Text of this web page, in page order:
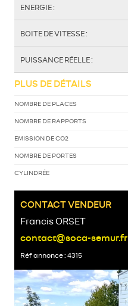
ENERGIE :
BOITE DE VITESSE :
PUISSANCE RÉELLE :
PLUS DE DÉTAILS
NOMBRE DE PLACES
NOMBRE DE RAPPORTS
EMISSION DE CO2
NOMBRE DE PORTES
CYLINDRÉE
CONTACT VENDEUR
Francis ORSET
contact@soca-semur.fr
Réf annonce : 4315